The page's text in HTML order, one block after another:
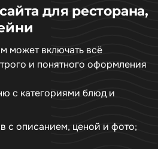
для ресторана,
может включать всё
и понятного оформления
с категориями блюд и
с описанием, ценой и фото;